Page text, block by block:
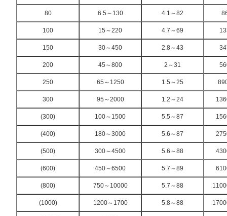
80 6.5 ～ 130 4.1 ～82
100 15 ～220 4.7 ～69
150 30～450 2.8～43
200 45 ～800 2 ～31
250 65 ～ 1250 1.5 ～25
300 95 ～2000 1.2 ～24
(300) 100～ 1500 5.5 ～87
(400) 180～3000 5.6 ～87
(500) 300～4500 5.6 ～88
(600) 450～6500 5.7 ～89
(800) 750～ 10000 5.7 ～88
(1000) 1200～ 1700 5.8～88